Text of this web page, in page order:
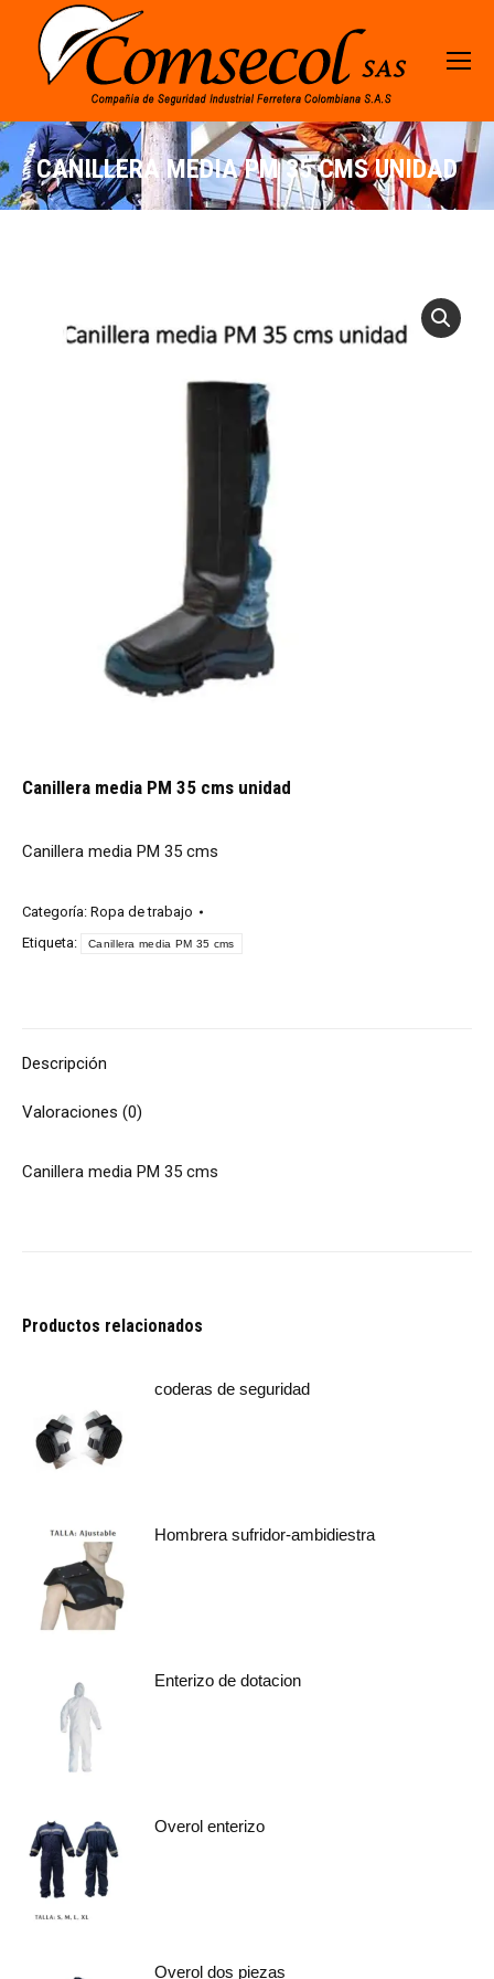
CANILLERA MEDIA PM 35 CMS UNIDAD
Canillera media PM 35 cms unidad
Canillera media PM 35 cms
Categoría: Ropa de trabajo
Etiqueta:
Canillera media PM 35 cms
Descripción
Valoraciones (0)
Canillera media PM 35 cms
Productos relacionados
coderas de seguridad
Hombrera sufridor-ambidiestra
Enterizo de dotacion
Overol enterizo
Overol dos piezas